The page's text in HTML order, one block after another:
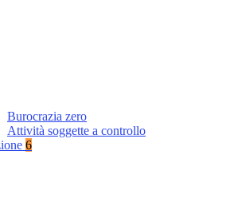
Burocrazia zero
Attività soggette a controllo
6